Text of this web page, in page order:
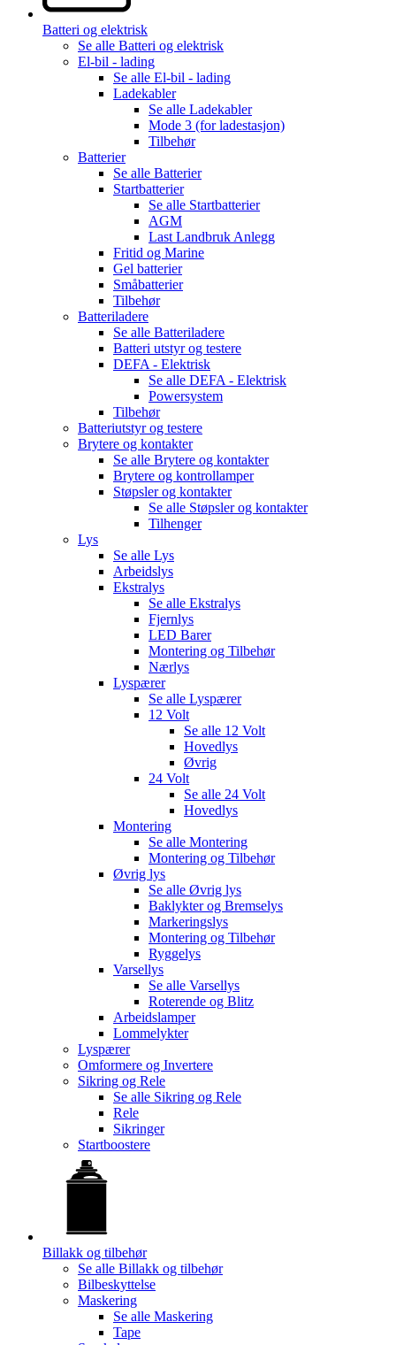
Batteri og elektrisk
Se alle Batteri og elektrisk
El-bil - lading
Se alle El-bil - lading
Ladekabler
Se alle Ladekabler
Mode 3 (for ladestasjon)
Tilbehør
Batterier
Se alle Batterier
Startbatterier
Se alle Startbatterier
AGM
Last Landbruk Anlegg
Fritid og Marine
Gel batterier
Småbatterier
Tilbehør
Batteriladere
Se alle Batteriladere
Batteri utstyr og testere
DEFA - Elektrisk
Se alle DEFA - Elektrisk
Powersystem
Tilbehør
Batteriutstyr og testere
Brytere og kontakter
Se alle Brytere og kontakter
Brytere og kontrollamper
Støpsler og kontakter
Se alle Støpsler og kontakter
Tilhenger
Lys
Se alle Lys
Arbeidslys
Ekstralys
Se alle Ekstralys
Fjernlys
LED Barer
Montering og Tilbehør
Nærlys
Lyspærer
Se alle Lyspærer
12 Volt
Se alle 12 Volt
Hovedlys
Øvrig
24 Volt
Se alle 24 Volt
Hovedlys
Montering
Se alle Montering
Montering og Tilbehør
Øvrig lys
Se alle Øvrig lys
Baklykter og Bremselys
Markeringslys
Montering og Tilbehør
Ryggelys
Varsellys
Se alle Varsellys
Roterende og Blitz
Arbeidslamper
Lommelykter
Lyspærer
Omformere og Invertere
Sikring og Rele
Se alle Sikring og Rele
Rele
Sikringer
Startboostere
Billakk og tilbehør
Se alle Billakk og tilbehør
Bilbeskyttelse
Maskering
Se alle Maskering
Tape